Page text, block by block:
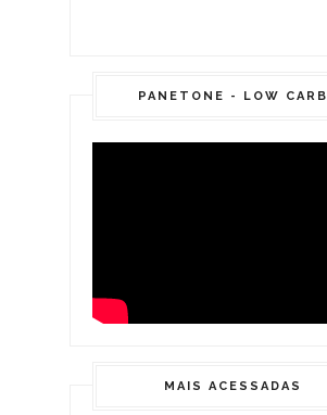
PANETONE - LOW CARB
MAIS ACESSADAS